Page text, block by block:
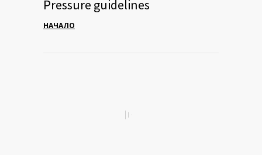
Pressure guidelines
НАЧАЛО